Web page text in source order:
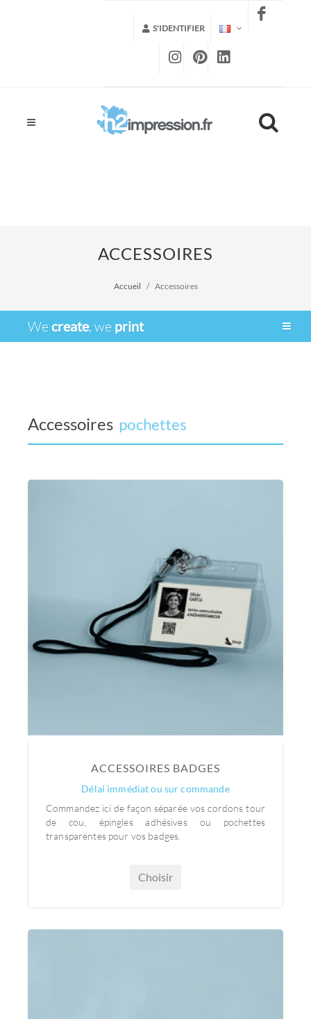
S'IDENTIFIER
ACCESSOIRES
Accueil Accessoires
Wecreate, we print
Accessoires pochettes
ACCESSOIRES BADGES
Délai immédiat ou sur commande
Commandez ici de façon séparée vos cordons tour
de cou, épingles adhésives ou pochettes
transparentes pour vos badges.
Choisir